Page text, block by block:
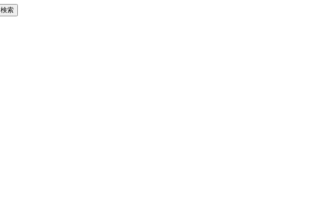
検索